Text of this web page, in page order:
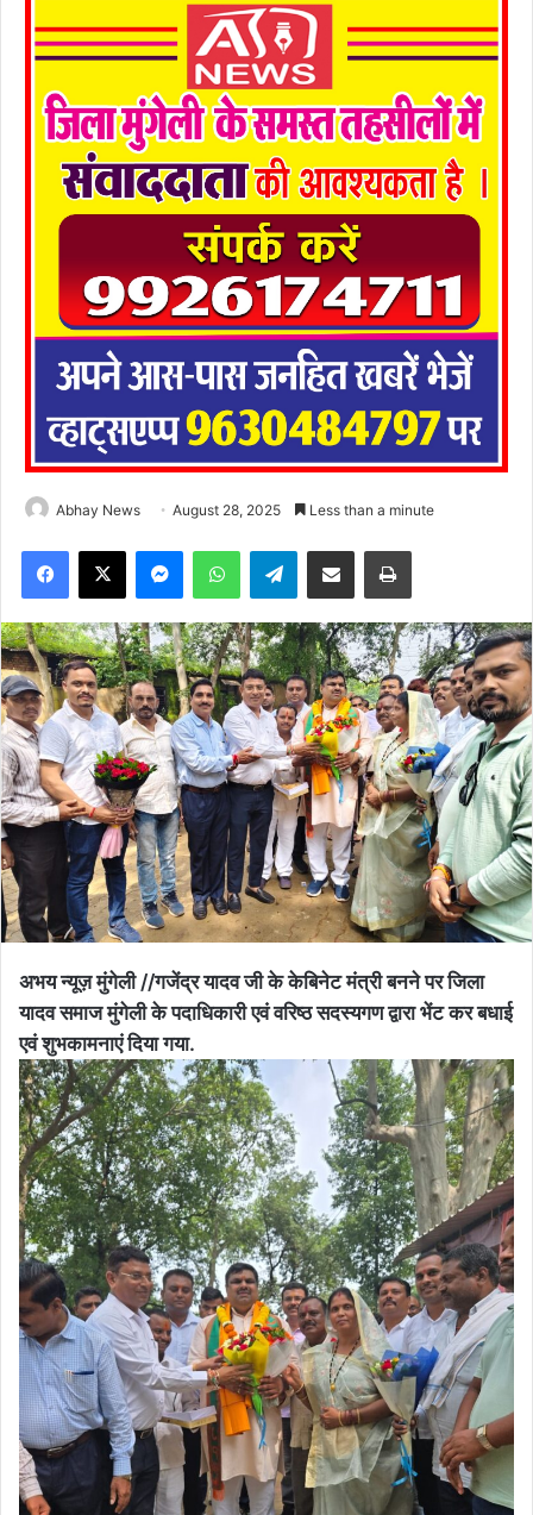
Abhay News August 28, 2025 Less than a minute
Facebook
X MessengerWhatsAppTelegramShare via Email Print
अभय न्यूज़ मुंगेली //गजेंद्र यादव जी के केबिनेट मंत्री बनने पर जिला
यादव समाज मुंगेली के पदाधिकारी एवं वरिष्ठ सदस्यगण द्वारा भेंट कर बधाई
एवं शुभकामनाएं दिया गया.